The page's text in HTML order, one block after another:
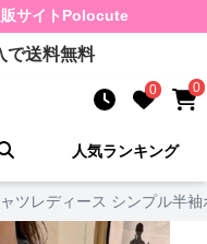
サイト Polocute
で送料無料
0 0
人気ランキング
ツレディース シンプル半